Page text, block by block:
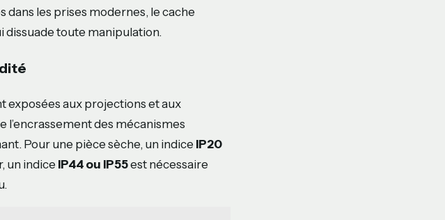
les prises modernes, le cache
toute manipulation.
exposées aux projections et aux
l’encrassement des mécanismes
Pour une pièce sèche, un indice IP20
un indice IP44 ou IP55est nécessaire